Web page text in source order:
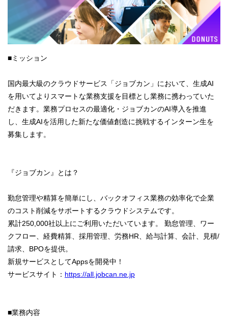
■ミッション
国内最大級のクラウドサービス「ジョブカン」において、生成AI
を用いてよりスマートな業務支援を目標とし業務に携わっていた
だきます。業務プロセスの最適化・ジョブカンのAI導入を推進
し、生成AIを活用した新たな価値創造に挑戦するインターン生を
募集します。
『ジョブカン』とは？
勤怠管理や精算を簡単にし、バックオフィス業務の効率化で企業
のコスト削減をサポートするクラウドシステムです。
累計250,000社以上にご利用いただいています。 勤怠管理、ワー
クフロー、経費精算、採用管理、労務HR、給与計算、会計、見積/
請求、BPOを提供。
新規サービスとしてAppsを開発中！
サービスサイト： https://all.jobcan.ne.jp
■業務内容